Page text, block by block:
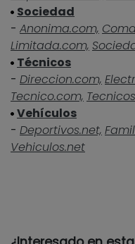
Sociedad
- Anonima.com,
Limitada.com,
Técnicos
- Direccion.com,
Tecnico.com,
Vehículos
- Deportivos.net,
Vehiculos.net